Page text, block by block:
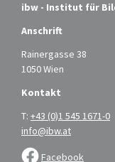
ibw - Institut für
Anschrift
Rainergasse 38
1050 Wien
Kontakt
T: +43 (0)1 545 1671-0
info@ibw.at
Facebook